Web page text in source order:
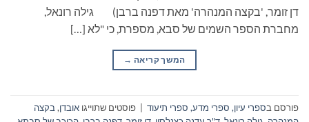
דן זומר, 'בקצה המנהרה' מאת דפנה ברבן) גילה רונאל,
מחברת הספר השמים של סבא, מספרת, כי "לא […]
המשך קריאה →
פורסם בספרי עיון, ספרי מדע, ספרי תיעוד פוסטים שתוייגו אובדן, בקצה